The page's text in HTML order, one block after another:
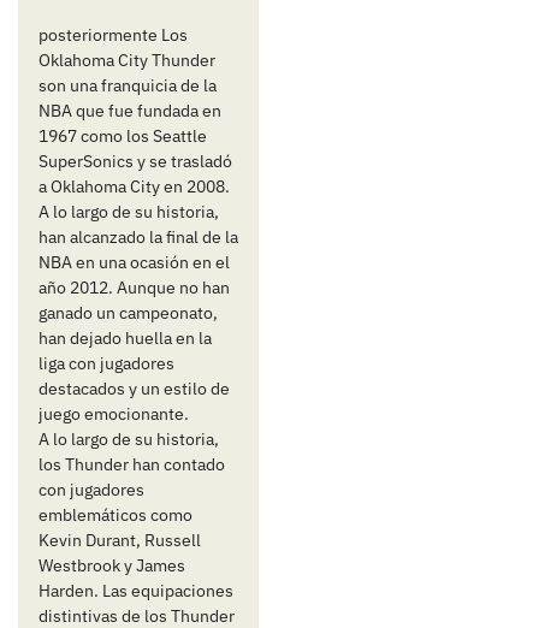
posteriormente Los
Oklahoma City Thunder
son una franquicia de la
NBA que fue fundada en
1967 como los Seattle
SuperSonics y se trasladó
a Oklahoma City en 2008.
A lo largo de su historia,
han alcanzado la final de la
NBA en una ocasión en el
año 2012. Aunque no han
ganado un campeonato,
han dejado huella en la
liga con jugadores
destacados y un estilo de
juego emocionante.
A lo largo de su historia,
los Thunder han contado
con jugadores
emblemáticos como
Kevin Durant, Russell
Westbrook y James
Harden. Las equipaciones
distintivas de los Thunder